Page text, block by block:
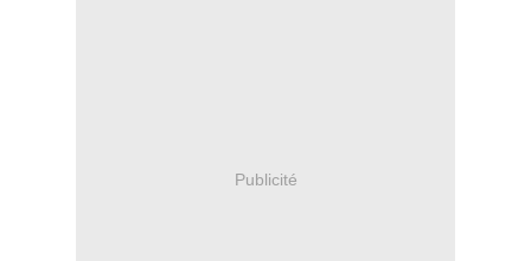
Publicité